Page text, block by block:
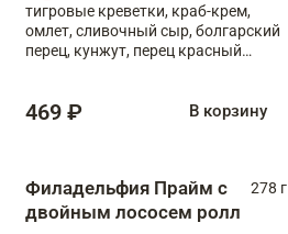
тигровые креветки, краб-крем,
омлет, сливочный сыр, болгарский
перец, кунжут, перец красный
469 ₽ В корзину
Филадельфия Прайм с
двойным лососем ролл
278 г